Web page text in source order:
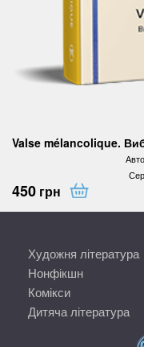
Valse mélancolique.
450 грн
Художня література
Нонфікшн
Комікси
Дитяча література